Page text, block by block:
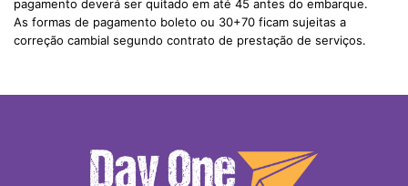
pagamento deverá ser quitado em até 45 antes do embarque.
As formas de pagamento boleto ou 30+70 ficam sujeitas a
correção cambial segundo contrato de prestação de serviços.